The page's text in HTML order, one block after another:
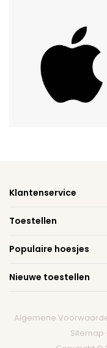
Klantenservice
Toestellen
Populaire hoesjes
Nieuwe toestellen
Algemene
Sitemap